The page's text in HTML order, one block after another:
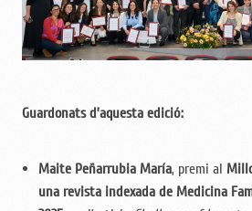
Guardonats d’aquesta edició:
Maite Peñarrubia María, premi al
una revista indexada de Medicina